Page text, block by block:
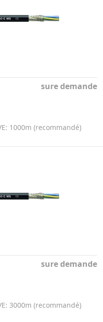
sure demande
1000m (recommandé)
sure demande
3000m (recommandé)